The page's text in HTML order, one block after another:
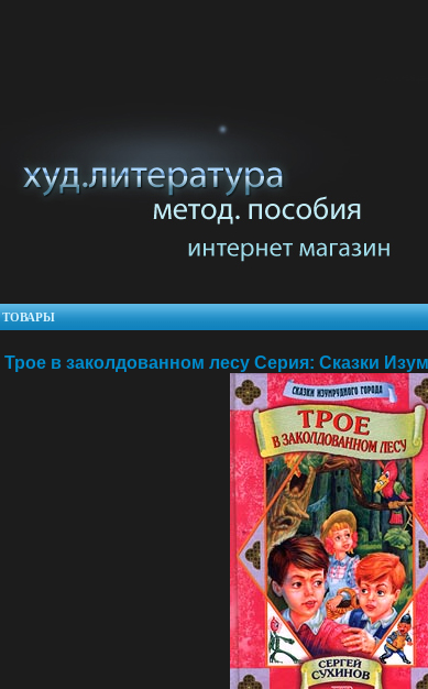
ТОВАРЫ
Трое в заколдованном лесу Серия: Сказки